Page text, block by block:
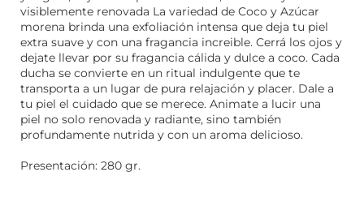
visiblemente renovada La variedad de Coco y Azúcar
morena brinda una exfoliación intensa que deja tu piel
extra suave y con una fragancia increible. Cerrá los ojos y
dejate llevar por su fragancia cálida y dulce a coco. Cada
ducha se convierte en un ritual indulgente que te
transporta a un lugar de pura relajación y placer. Dale a
tu piel el cuidado que se merece. Animate a lucir una
piel no solo renovada y radiante, sino también
profundamente nutrida y con un aroma delicioso.
Presentación: 280 gr.